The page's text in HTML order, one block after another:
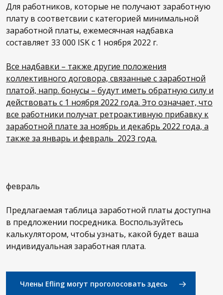
Для работников, которые не получают заработную
плату в соответсвии с категорией минимальной
заработной платы, ежемесячная надбавка
составляет 33 000 ISK с 1 ноября 2022 г.
Все надбавки – также другие положения
коллективного договора, связанные с заработной
платой, напр. бонусы – будут иметь обратную силу и
действовать с 1 ноября 2022 года. Это означает, что
все работники получат ретроактивную прибавку к
заработной плате за ноябрь и декабрь 2022 года, а
также за январь и февраль 2023 года.
февраль
Предлагаемая таблица заработной платы доступна
в предложении посредника. Воспользуйтесь
калькулятором, чтобы узнать, какой будет ваша
индивидуальная заработная плата.
Члены Efling могут проголосовать здесь